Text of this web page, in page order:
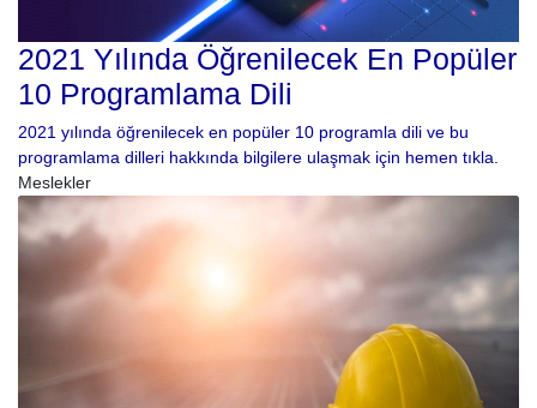
2021 Yılında Öğrenilecek En Popüler
10 Programlama Dili
2021 yılında öğrenilecek en popüler 10 programla dili ve bu
programlama dilleri hakkında bilgilere ulaşmak için hemen tıkla.
Meslekler